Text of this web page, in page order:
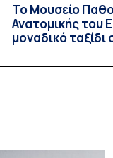
Το Μουσείο
Ανατομικής του
μοναδικό ταξίδι